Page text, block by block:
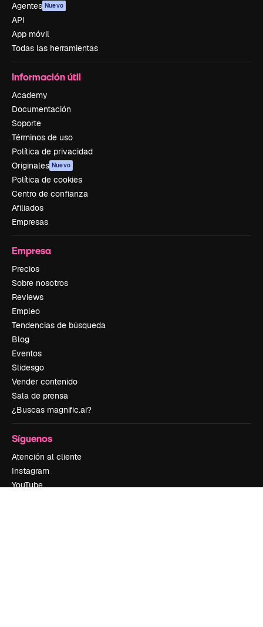
Agentes Nuevo
API
App móvil
Todas las herramientas
Información útil
Academy
Documentación
Soporte
Términos de uso
Política de privacidad
Originales Nuevo
Política de cookies
Centro de confianza
Afiliados
Empresas
Empresa
Precios
Sobre nosotros
Reviews
Empleo
Tendencias de búsqueda
Blog
Eventos
Slidesgo
Vender contenido
Sala de prensa
¿Buscas magnific.ai?
Síguenos
Atención al cliente
Instagram
YouTube